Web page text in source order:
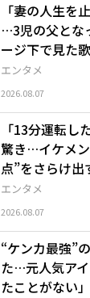
エンタメ
「妻の人生を
…3児の父とな
ージ下で見た
2026.08.07
エンタメ
「13分運転し
驚き…イケメ
点”をさらけ出
2026.08.07
“ケンカ最強”
た…元人気ア
たことがない